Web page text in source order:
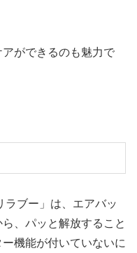
ができるのも魅力で
ラブー」は、エアバッ
、パッと解放すること
機能が付いていないに